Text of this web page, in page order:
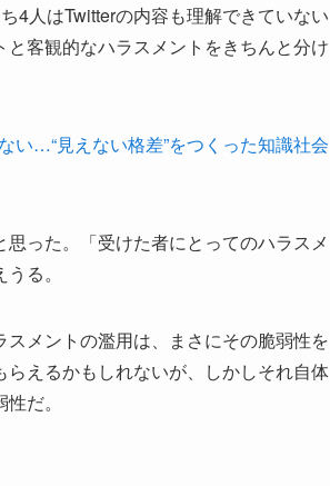
4人はTwitterの内容も理解できていない
客観的なハラスメントをきちんと分け
い…“見えない格差”をつくった知識社会
った。「受けた者にとってのハラスメ
る。
メントの濫用は、まさにその脆弱性を
えるかもしれないが、しかしそれ自体
だ。